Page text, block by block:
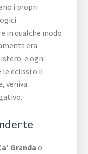
i propri
in qualche modo
era
e ogni
le eclissi o il
veniva
Granda o